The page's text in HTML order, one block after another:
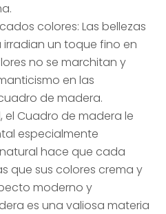
colores: Las bellezas
un toque fino en
no se marchitan y
en las
de madera.
Cuadro de madera le
especialmente
hace que cada
que sus colores crema y
moderno y
es una valiosa materia